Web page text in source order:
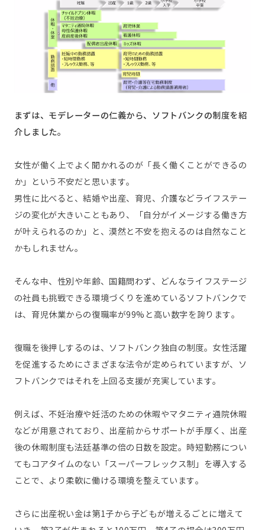
まずは、モデレーターの仁義から、ソフトバンクの制度を紹
介しました。
女性が働く上でよく聞かれるのが「長く働くことができるの
か」という不安だと思います。
男性に比べると、結婚や出産、育児、介護などライフステー
ジの変化が大きいこともあり、「自分がイメージする働き方
が叶えられるのか」と、漠然と不安を抱えるのは自然なこと
かもしれません。
そんな中、性別や年齢、国籍問わず、どんなライフステージ
の社員も挑戦できる環境づくりを進めているソフトバンクで
は、育児休業からの復職率が99%と高い数字を誇ります。
復職を後押しするのは、ソフトバンク独自の制度。女性活躍
を促進するためにさまざまな法令が定められていますが、ソ
フトバンクではそれを上回る支援が充実しています。
例えば、不妊治療や妊活のための休暇やマタニティ通院休暇
などが用意されており、出産前からサポートが手厚く、出産
後の休暇制度も法廷基準の倍の日数を設定。時短勤務につい
てもコアタイムのない「スーパーフレックス制」を導入する
ことで、より柔軟に働ける環境を整えています。
さらに出産祝い金は第1子から子どもが増えるごとに増えて